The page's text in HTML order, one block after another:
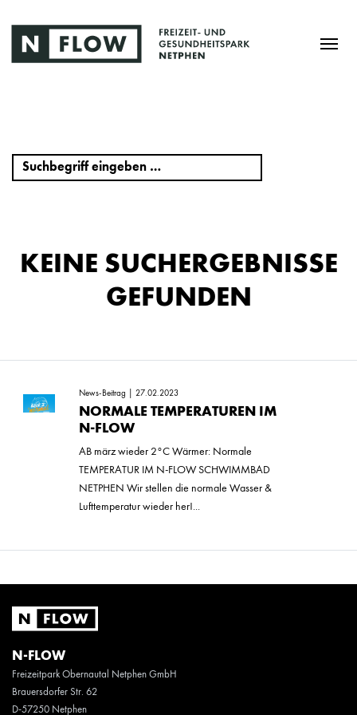
KEINE SUCHERGEBNISSE
GEFUNDEN
News-Beitrag | 27.02.2023
NORMALE TEMPERATUREN IM
N-FLOW
AB märz wieder 2°C Wärmer: Normale
TEMPERATUR IM N-FLOW SCHWIMMBAD
NETPHEN Wir stellen die normale Wasser &
Lufttemperatur wieder her!...
N-FLOW
Freizeitpark Obernautal Netphen GmbH
Brauersdorfer Str. 62
D-57250 Netphen